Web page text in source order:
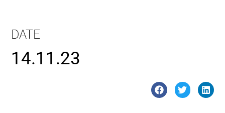
DATE
14.11.23